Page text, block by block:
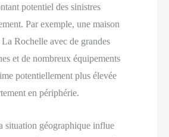
potentiel des sinistres
Par exemple, une maison
Rochelle avec de grandes
et de nombreux équipements
potentiellement plus élevée
en périphérie.
situation géographique influe